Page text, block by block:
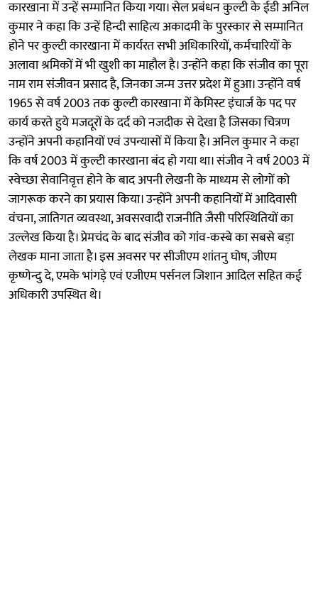
कारखाना में उन्हें सम्मानित किया गया। सेल प्रबंधन कुल्टी के ईडी अनिल
कुमार ने कहा कि उन्हें हिन्दी साहित्य अकादमी के पुरस्कार से सम्मानित
होने पर कुल्टी कारखाना में कार्यरत सभी अधिकारियों, कर्मचारियों के
अलावा श्रमिकों में भी खुशी का माहौल है। उन्होंने कहा कि संजीव का पूरा
नाम राम संजीवन प्रसाद है, जिनका जन्म उत्तर प्रदेश में हुआ। उन्होंने वर्ष
1965 से वर्ष 2003 तक कुल्टी कारखाना में केमिस्ट इंचार्ज के पद पर
कार्य करते हुये मजदूरों के दर्द को नजदीक से देखा है जिसका चित्रण
उन्होंने अपनी कहानियों एवं उपन्यासों में किया है। अनिल कुमार ने कहा
कि वर्ष 2003 में कुल्टी कारखाना बंद हो गया था। संजीव ने वर्ष 2003 में
स्वेच्छा सेवानिवृत्त होने के बाद अपनी लेखनी के माध्यम से लोगों को
जागरूक करने का प्रयास किया। उन्होंने अपनी कहानियों में आदिवासी
वंचना, जातिगत व्यवस्था, अवसरवादी राजनीति जैसी परिस्थितियों का
उल्लेख किया है। प्रेमचंद के बाद संजीव को गांव-कस्बे का सबसे बड़ा
लेखक माना जाता है। इस अवसर पर सीजीएम शांतनु घोष, जीएम
कृष्णेन्दु दे, एमके भांगड़े एवं एजीएम पर्सनल जिशान आदिल सहित कई
अधिकारी उपस्थित थे।